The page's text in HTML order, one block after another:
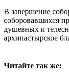
В завершение
соборовавшихся
душевных и
архипастырское
Читайте так же: